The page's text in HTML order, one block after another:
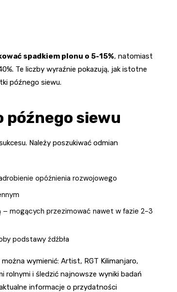
spadkiem plonu o 5-15%, natomiast
Te liczby wyraźnie pokazują, jak istotne
późnego siewu.
późnego siewu
Należy poszukiwać odmian
opóźnienia rozwojowego
– mogących przezimować nawet w fazie 2-3
podstawy źdźbła
wymienić: Artist, RGT Kilimanjaro,
rolnymi i śledzić najnowsze wyniki badań
informacje o przydatności